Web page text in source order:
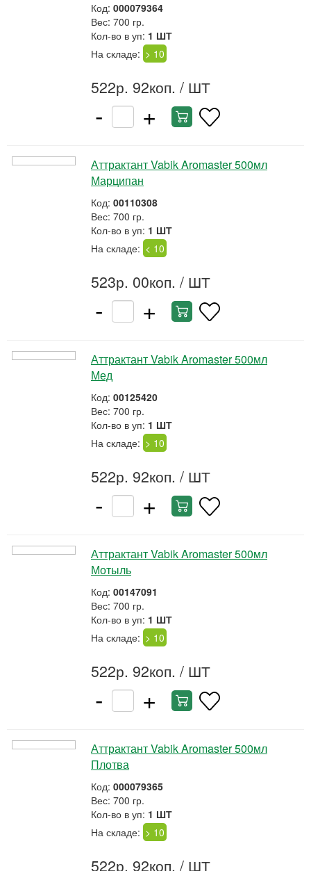
Код: 000079364
Вес: 700 гр.
Кол-во в уп: 1 ШТ
На складе: > 10
522р. 92коп. / ШТ
- +
Аттрактант Vabik Aromaster 500мл
Марципан
Код: 00110308
Вес: 700 гр.
Кол-во в уп: 1 ШТ
На складе: < 10
523р. 00коп. / ШТ
- +
Аттрактант Vabik Aromaster 500мл
Мед
Код: 00125420
Вес: 700 гр.
Кол-во в уп: 1 ШТ
На складе: > 10
522р. 92коп. / ШТ
- +
Аттрактант Vabik Aromaster 500мл
Мотыль
Код: 00147091
Вес: 700 гр.
Кол-во в уп: 1 ШТ
На складе: > 10
522р. 92коп. / ШТ
- +
Аттрактант Vabik Aromaster 500мл
Плотва
Код: 000079365
Вес: 700 гр.
Кол-во в уп: 1 ШТ
На складе: > 10
522р. 92коп. / ШТ